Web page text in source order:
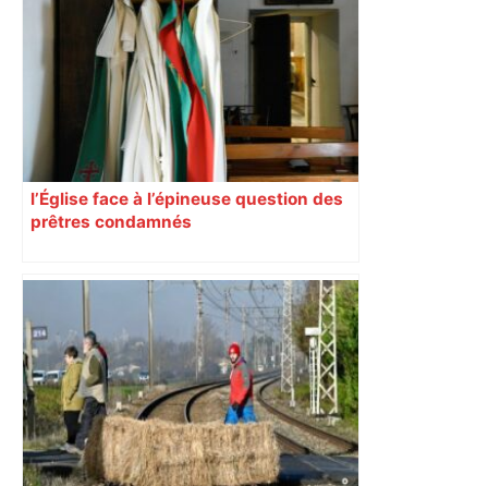
l’Église face à l’épineuse question des
prêtres condamnés